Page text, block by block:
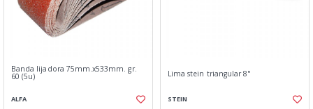
Banda lijadora 75mm.x533mm. gr.
60 (5u)
ALFA
Lima stein triangular 8"
STEIN